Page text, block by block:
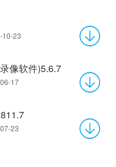
10-23
像软件)5.6.7
17
23